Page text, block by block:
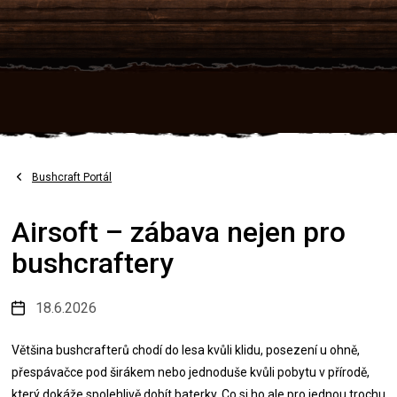
Přejít
na
obsah
Bushcraft Portál
Airsoft – zábava nejen pro
bushcraftery
18.6.2026
Většina bushcrafterů chodí do lesa kvůli klidu, posezení u ohně,
přespávačce pod širákem nebo jednoduše kvůli pobytu v přírodě,